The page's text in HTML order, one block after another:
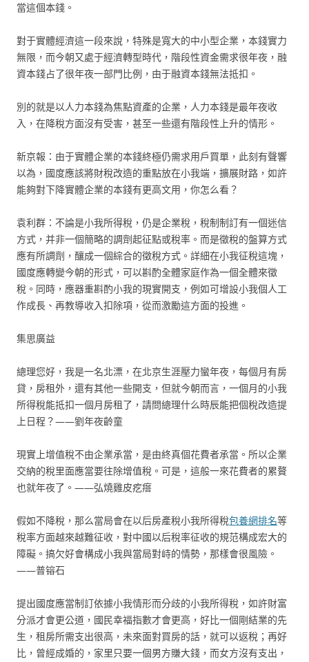
當這個本錢。
對于實體經濟這一段來說，特殊是寬大的中小型企業，本錢實力
無限，而今朝又處于經濟轉型時代，階段性資金需求很年夜，融
資本錢占了很年夜一部門比例，由于融資本錢無法抵扣。
別的就是以人力本錢為焦點資產的企業，人力本錢是最年夜收
入，在降稅方面沒有受害，甚至一些還有階段性上升的情形。
新京報：由于實體企業的本錢終極仍需求用戶買單，此刻有聲響
以為，國度應該將財稅改造的重點放在小我端，擴展財路，如許
能夠對下降實體企業的本錢有更高文用，你怎么看？
袁利群：不論是小我所得稅，仍是企業稅，稅制制訂有一個迷信
方式，并非一個簡略的調劑起征點或稅率。而是徵稅的盤算方式
應有所調劑，釀成一個綜合的徵稅方式。詳細在小我征稅這塊，
國度應轉變今朝的形式，可以斟酌全體家庭作為一個全體來徵
稅。同時，應器重斟酌小我的現實開支，例如可增設小我個人工
作成長、再教導收入扣除項，從而激勵這方面的投進。
集思廣益
總理您好，我是一名北漂，在北京生涯壓力蠻年夜，每個月有房
貸，房租外，還有其他一些開支，但就今朝而言，一個月的小我
所得稅能抵扣一個月房租了，請問總理什么時辰能把個稅改造提
上日程？——劉年夜齡童
現實上增值稅不由企業承當，是由終真個花費者承當。所以企業
交納的稅里面應當要往除增值稅。可是，這般一來花費者的累贅
也就年夜了。——弘燒雞皮疙瘩
假如不降稅，那么當局會在以后房產稅小我所得稅包養網排名等
稅率方面越來越難征收，對中國以后稅率征收的規范構成宏大的
障礙。搞欠好會構成小我與當局對峙的情勢，那樣會很風險。
——普镕石
提出國度應當制訂依據小我情形而分歧的小我所得稅，如許財富
分派才會更公道，國民幸福指數才會更高，好比一個剛結業的先
生，租房所需支出很高，未來面對買房的話，就可以返稅；再好
比，曾經成婚的，家里只要一個男方賺大錢，而女方沒有支出，